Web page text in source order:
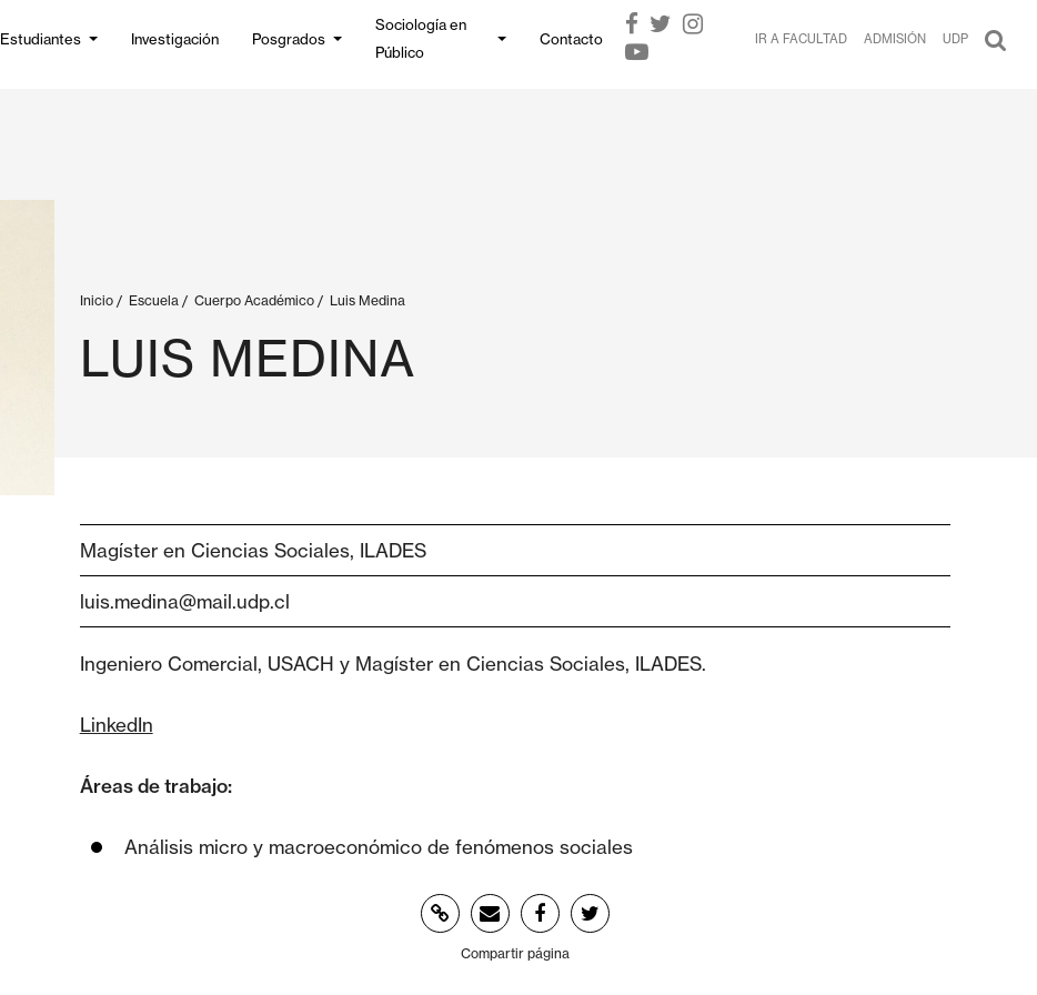
Estudiantes Investigación Posgrados
Sociología en
Público
Contacto IR A FACULTAD ADMISIÓN UDP
Inicio / Escuela / Cuerpo Académico / Luis Medina
LUIS MEDINA
Magíster en Ciencias Sociales, ILADES
luis.medina@mail.udp.cl
Ingeniero Comercial, USACH y Magíster en Ciencias Sociales, ILADES.
LinkedIn
Áreas de trabajo:
Análisis micro y macroeconómico de fenómenos sociales
Compartir página